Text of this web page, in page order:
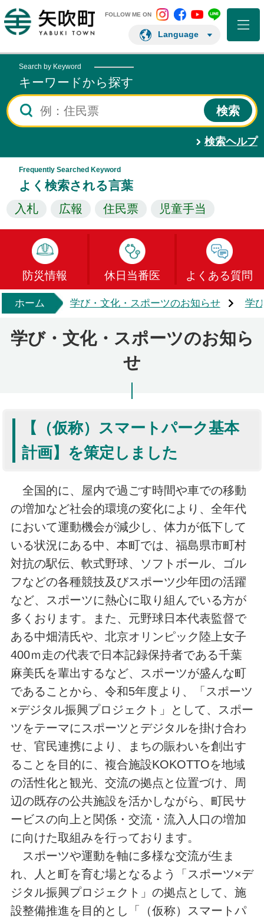
矢吹町ホームページ
FOLLOW ME ON 矢吹町 Instagram
矢吹町矢吹町矢吹町
Language
Search by Keyword
キーワードから探す
検索ヘルプ
Frequently Searched Keyword
よく検索される言葉
入札 広報 住民票 児童手当
防災情報 休日当番医 よくある質問
ホーム 学び・文化・スポーツのお知らせ 学
学び・文化・スポーツのお知ら
せ
【（仮称）スマートパーク基本
計画】を策定しました
全国的に、屋内で過ごす時間や車での移動
の増加など社会的環境の変化により、全年代
において運動機会が減少し、体力が低下して
いる状況にある中、本町では、福島県市町村
対抗の駅伝、軟式野球、ソフトボール、ゴル
フなどの各種競技及びスポーツ少年団の活躍
など、スポーツに熱心に取り組んでいる方が
多くおります。また、元野球日本代表監督で
ある中畑清氏や、北京オリンピック陸上女子
400ｍ走の代表で日本記録保持者である千葉
麻美氏を輩出するなど、スポーツが盛んな町
であることから、令和5年度より、「スポーツ
×デジタル振興プロジェクト」として、スポー
ツをテーマにスポーツとデジタルを掛け合わ
せ、官民連携により、まちの賑わいを創出す
ることを目的に、複合施設KOKOTTOを地域
の活性化と観光、交流の拠点と位置づけ、周
辺の既存の公共施設を活かしながら、町民サ
ービスの向上と関係・交流・流入人口の増加
に向けた取組みを行っております。
スポーツや運動を軸に多様な交流が生ま
れ、人と町を育む場となるよう「スポーツ×デ
ジタル振興プロジェクト」の拠点として、施
設整備推進を目的とし「（仮称）スマートパ